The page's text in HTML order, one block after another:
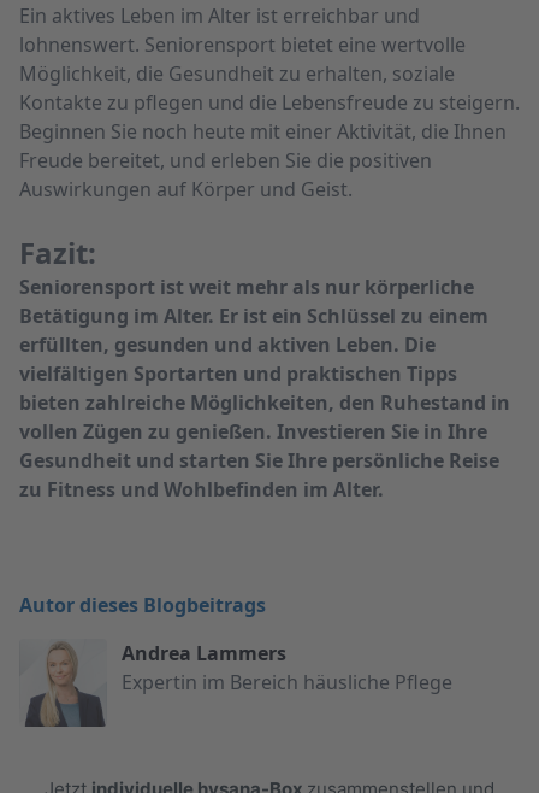
Autor dieses Blogbeitrags
Andrea Lammers
Expertin im Bereich häusliche Pflege
Jetzt individuelle hysana-Box zusammenstellen und
Ein aktives Leben im Alter ist erreichbar und
lohnenswert. Seniorensport bietet eine wertvolle
Möglichkeit, die Gesundheit zu erhalten, soziale
Kontakte zu pflegen und die Lebensfreude zu steigern.
Beginnen Sie noch heute mit einer Aktivität, die Ihnen
Freude bereitet, und erleben Sie die positiven
Auswirkungen auf Körper und Geist.
Fazit:
Seniorensport ist weit mehr als nur körperliche
Betätigung im Alter. Er ist ein Schlüssel zu einem
erfüllten, gesunden und aktiven Leben. Die
vielfältigen Sportarten und praktischen Tipps
bieten zahlreiche Möglichkeiten, den Ruhestand in
vollen Zügen zu genießen. Investieren Sie in Ihre
Gesundheit und starten Sie Ihre persönliche Reise
zu Fitness und Wohlbefinden im Alter.